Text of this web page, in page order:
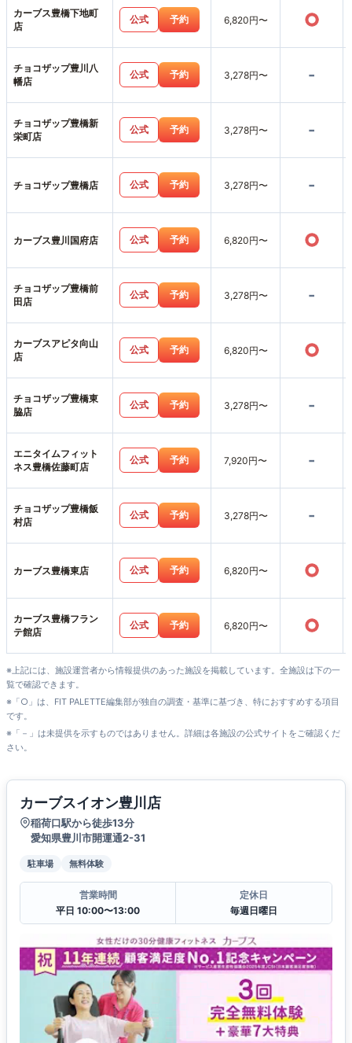
カーブス豊橋下地町
店
公式 予約 6,820円〜 ○
チョコザップ豊川八
幡店
公式 予約 3,278円〜 -
チョコザップ豊橋新
栄町店
公式 予約 3,278円〜 -
チョコザップ豊橋店 公式 予約 3,278円〜 -
カーブス豊川国府店 公式 予約 6,820円〜 ○
チョコザップ豊橋前
田店
公式 予約 3,278円〜 -
カーブスアピタ向山
店
公式 予約 6,820円〜 ○
チョコザップ豊橋東
脇店
公式 予約 3,278円〜 -
エニタイムフィット
ネス豊橋佐藤町店
公式 予約 7,920円〜 -
チョコザップ豊橋飯
村店
公式 予約 3,278円〜 -
カーブス豊橋東店 公式 予約 6,820円〜 ○
カーブス豊橋フラン
テ館店
公式 予約 6,820円〜 ○
※上記には、施設運営者から情報提供のあった施設を掲載しています。全施設は下の一
覧で確認できます。
※「○」は、FIT PALETTE編集部が独自の調査・基準に基づき、特におすすめする項目
です。
※「－」は未提供を示すものではありません。詳細は各施設の公式サイトをご確認くだ
さい。
カーブスイオン豊川店
稲荷口駅から徒歩13分
愛知県豊川市開運通2-31
駐車場 無料体験
営業時間
平日 10:00〜13:00
定休日
毎週日曜日